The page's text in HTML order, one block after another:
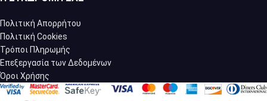
Πολιτική Απορρήτου
Πολιτική Cookies
Τρόποι Πληρωμής
Επεξεργασία των Δεδομένων
Όροι Χρήσης